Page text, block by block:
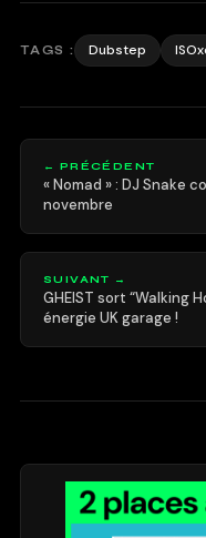
TAGS : Dubstep
← PRÉCÉDENT
« Nomad » : DJ Snake
novembre
SUIVANT →
GHEIST sort “Walking
énergie UK garage !